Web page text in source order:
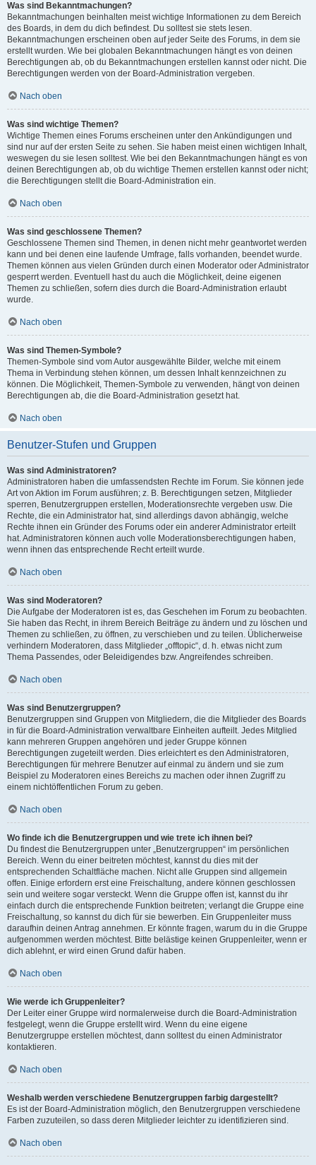
Was sind Bekanntmachungen?
Bekanntmachungen beinhalten meist wichtige Informationen zu dem Bereich
des Boards, in dem du dich befindest. Du solltest sie stets lesen.
Bekanntmachungen erscheinen oben auf jeder Seite des Forums, in dem sie
erstellt wurden. Wie bei globalen Bekanntmachungen hängt es von deinen
Berechtigungen ab, ob du Bekanntmachungen erstellen kannst oder nicht. Die
Berechtigungen werden von der Board-Administration vergeben.
Nach oben
Was sind wichtige Themen?
Wichtige Themen eines Forums erscheinen unter den Ankündigungen und
sind nur auf der ersten Seite zu sehen. Sie haben meist einen wichtigen Inhalt,
weswegen du sie lesen solltest. Wie bei den Bekanntmachungen hängt es von
deinen Berechtigungen ab, ob du wichtige Themen erstellen kannst oder nicht;
die Berechtigungen stellt die Board-Administration ein.
Nach oben
Was sind geschlossene Themen?
Geschlossene Themen sind Themen, in denen nicht mehr geantwortet werden
kann und bei denen eine laufende Umfrage, falls vorhanden, beendet wurde.
Themen können aus vielen Gründen durch einen Moderator oder Administrator
gesperrt werden. Eventuell hast du auch die Möglichkeit, deine eigenen
Themen zu schließen, sofern dies durch die Board-Administration erlaubt
wurde.
Nach oben
Was sind Themen-Symbole?
Themen-Symbole sind vom Autor ausgewählte Bilder, welche mit einem
Thema in Verbindung stehen können, um dessen Inhalt kennzeichnen zu
können. Die Möglichkeit, Themen-Symbole zu verwenden, hängt von deinen
Berechtigungen ab, die die Board-Administration gesetzt hat.
Nach oben
Benutzer-Stufen und Gruppen
Was sind Administratoren?
Administratoren haben die umfassendsten Rechte im Forum. Sie können jede
Art von Aktion im Forum ausführen; z. B. Berechtigungen setzen, Mitglieder
sperren, Benutzergruppen erstellen, Moderationsrechte vergeben usw. Die
Rechte, die ein Administrator hat, sind allerdings davon abhängig, welche
Rechte ihnen ein Gründer des Forums oder ein anderer Administrator erteilt
hat. Administratoren können auch volle Moderationsberechtigungen haben,
wenn ihnen das entsprechende Recht erteilt wurde.
Nach oben
Was sind Moderatoren?
Die Aufgabe der Moderatoren ist es, das Geschehen im Forum zu beobachten.
Sie haben das Recht, in ihrem Bereich Beiträge zu ändern und zu löschen und
Themen zu schließen, zu öffnen, zu verschieben und zu teilen. Üblicherweise
verhindern Moderatoren, dass Mitglieder „offtopic“, d. h. etwas nicht zum
Thema Passendes, oder Beleidigendes bzw. Angreifendes schreiben.
Nach oben
Was sind Benutzergruppen?
Benutzergruppen sind Gruppen von Mitgliedern, die die Mitglieder des Boards
in für die Board-Administration verwaltbare Einheiten aufteilt. Jedes Mitglied
kann mehreren Gruppen angehören und jeder Gruppe können
Berechtigungen zugeteilt werden. Dies erleichtert es den Administratoren,
Berechtigungen für mehrere Benutzer auf einmal zu ändern und sie zum
Beispiel zu Moderatoren eines Bereichs zu machen oder ihnen Zugriff zu
einem nichtöffentlichen Forum zu geben.
Nach oben
Wo finde ich die Benutzergruppen und wie trete ich ihnen bei?
Du findest die Benutzergruppen unter „Benutzergruppen“ im persönlichen
Bereich. Wenn du einer beitreten möchtest, kannst du dies mit der
entsprechenden Schaltfläche machen. Nicht alle Gruppen sind allgemein
offen. Einige erfordern erst eine Freischaltung, andere können geschlossen
sein und weitere sogar versteckt. Wenn die Gruppe offen ist, kannst du ihr
einfach durch die entsprechende Funktion beitreten; verlangt die Gruppe eine
Freischaltung, so kannst du dich für sie bewerben. Ein Gruppenleiter muss
daraufhin deinen Antrag annehmen. Er könnte fragen, warum du in die Gruppe
aufgenommen werden möchtest. Bitte belästige keinen Gruppenleiter, wenn er
dich ablehnt, er wird einen Grund dafür haben.
Nach oben
Wie werde ich Gruppenleiter?
Der Leiter einer Gruppe wird normalerweise durch die Board-Administration
festgelegt, wenn die Gruppe erstellt wird. Wenn du eine eigene
Benutzergruppe erstellen möchtest, dann solltest du einen Administrator
kontaktieren.
Nach oben
Weshalb werden verschiedene Benutzergruppen farbig dargestellt?
Es ist der Board-Administration möglich, den Benutzergruppen verschiedene
Farben zuzuteilen, so dass deren Mitglieder leichter zu identifizieren sind.
Nach oben